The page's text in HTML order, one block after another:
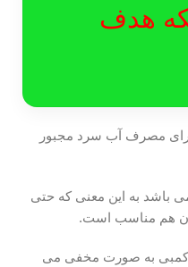
هدف
مصرف آب سرد مجبور
می باشد به این معنی که حتی
هم مناسب است.
کمبی به صورت مخفی می